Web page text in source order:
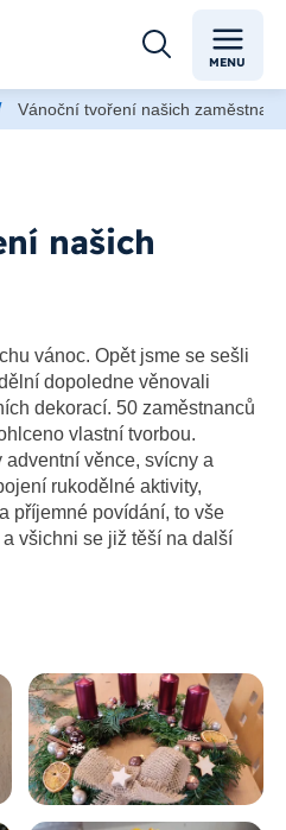
MENU
Vánoční tvoření našich
našich
vánoc. Opět jsme se sešli
dopoledne věnovali
dekorací. 50 zaměstnanců
vlastní tvorbou.
věnce, svícny a
rukodělné aktivity,
příjemné povídání, to vše
všichni se již těší na další